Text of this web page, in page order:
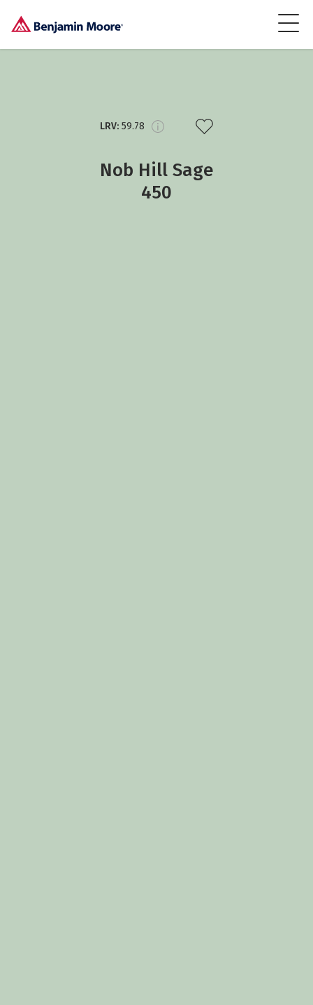
LRV: 59.78
Nob Hill Sage
450